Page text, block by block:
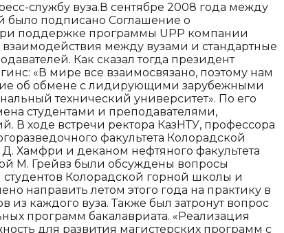
службу вуза.В сентябре 2008 года между
было подписано Соглашение о
поддержке программы UPP компании
между вузами и стандартные
Как сказал тогда президент
«В мире все взаимосвязано, поэтому нам
об обмене с лидирующими зарубежными
технический университет». По его
студентами и преподавателями,
В ходе встречи ректора КазНТУ, профессора
факультета Колорадской
Хамфри и деканом нефтяного факультета
М. Грейвз были обсуждены вопросы
Колорадской горной школы и
направить летом этого года на практику в
из каждого вуза. Также был затронут вопрос
программ бакалавриата. «Реализация
для развития магистерских программ с